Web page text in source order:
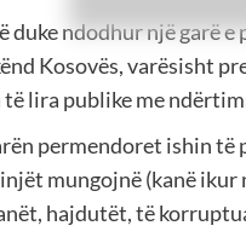
duke ndodhur një garë
Kosovës, varësisht
lira publike me
permendoret ishin
mungojnë (kanë
hajdutët, të